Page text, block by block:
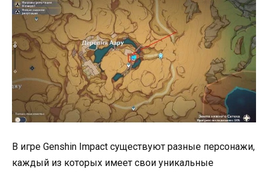
В игре Genshin Impact существуют разные персонажи,
каждый из которых имеет свои уникальные